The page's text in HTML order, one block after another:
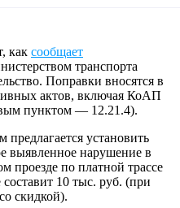
как сообщает
транспорта
Поправки вносятся в
актов, включая КоАП
пунктом — 12.21.4).
установить
выявленное нарушение в
проезде по платной трассе
10 тыс. руб. (при
скидкой).